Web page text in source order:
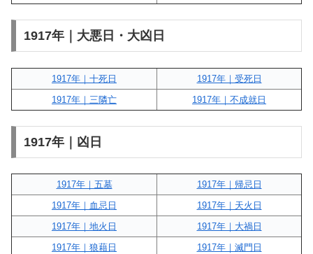
1917年｜大悪日・大凶日
1917年｜十死日
1917年｜受死日
1917年｜三隣亡
1917年｜不成就日
1917年｜凶日
1917年｜五墓
1917年｜帰忌日
1917年｜血忌日
1917年｜天火日
1917年｜地火日
1917年｜大禍日
1917年｜狼藉日
1917年｜滅門日